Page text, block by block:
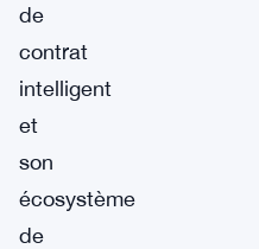
de
contrat
intelligent
et
son
écosystème
de